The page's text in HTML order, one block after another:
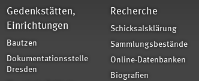
Gedenkstätten,
Einrichtungen
Bautzen
Dokumentationsstelle
Dresden
Recherche
Schicksalsklärung
Sammlungsbestände
Online-Datenbanken
Biografien